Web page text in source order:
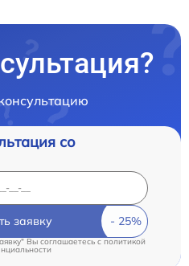
со
заявку
Вы соглашаетесь cполитикой